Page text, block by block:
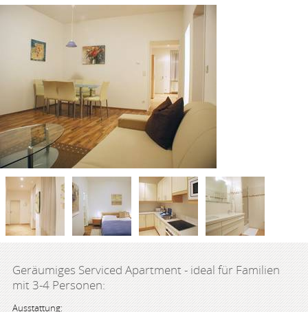
Geräumiges Serviced Apartment - ideal für Familien
mit 3-4 Personen:
Ausstattung: